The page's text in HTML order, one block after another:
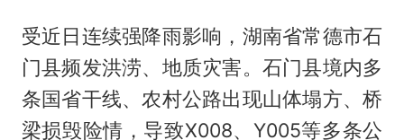
受近日连续强降雨影响，湖南省常德市石
门县频发洪涝、地质灾害。石门县境内多
条国省干线、农村公路出现山体塌方、桥
梁损毁险情，导致X008、Y005等多条公